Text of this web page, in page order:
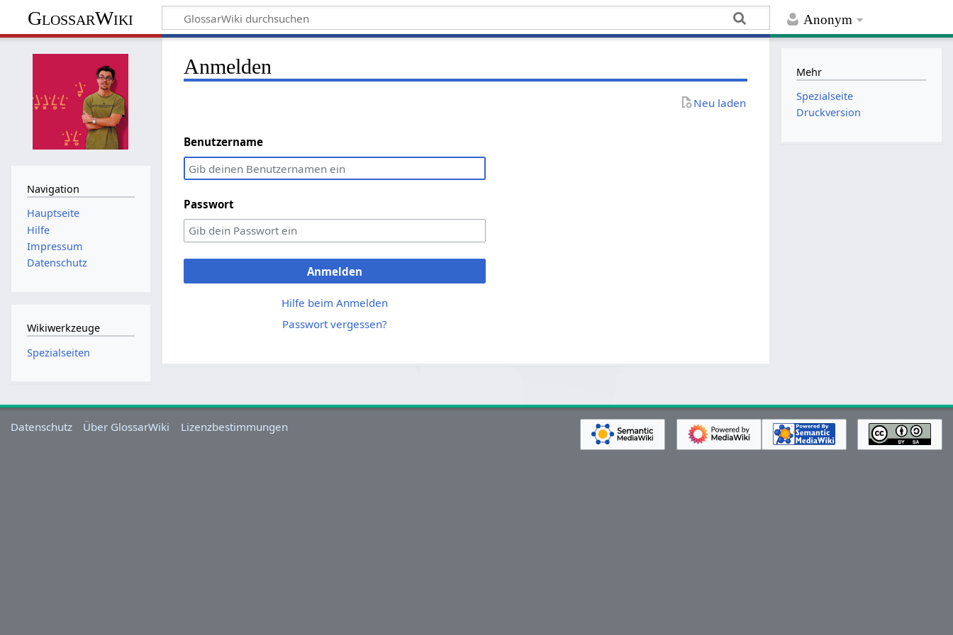
Anonym
GlossarWiki
Anmelden
Neu laden
Benutzername
Passwort
Anmelden
Hilfe beim Anmelden
Passwort vergessen?
Navigation
Hauptseite
Hilfe
Impressum
Datenschutz
Wikiwerkzeuge
Spezialseiten
Mehr
Spezialseite
Druckversion
Datenschutz Über GlossarWiki Lizenzbestimmungen